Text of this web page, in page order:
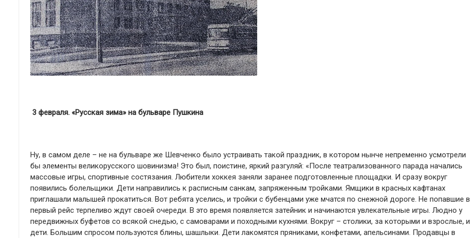
3 февраля. «Русская зима» на бульваре Пушкина
Ну, в самом деле – не на бульваре же Шевченко было устраивать такой праздник, в котором нынче непременно усмотрели
бы элементы великорусского шовинизма! Это был, поистине, яркий разгуляй: «После театрализованного парада начались
массовые игры, спортивные состязания. Любители хоккея заняли заранее подготовленные площадки. И сразу вокруг
появились болельщики. Дети направились к расписным санкам, запряженным тройками. Ямщики в красных кафтанах
приглашали малышей прокатиться. Вот ребята уселись, и тройки с бубенцами уже мчатся по снежной дороге. Не попавшие в
первый рейс терпеливо ждут своей очереди. В это время появляется затейник и начинаются увлекательные игры. Людно у
передвижных буфетов со всякой снедью, с самоварами и походными кухнями. Вокруг – столики, за которыми и взрослые, и
дети. Большим спросом пользуются блины, шашлыки. Дети лакомятся пряниками, конфетами, апельсинами. Продавцы в